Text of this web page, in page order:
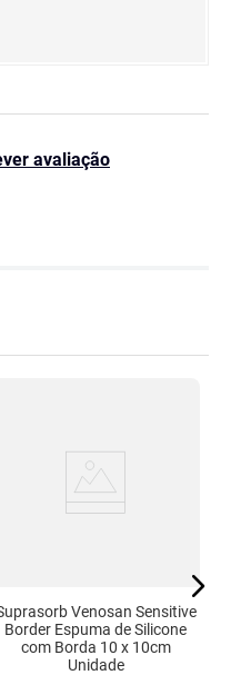
avaliação
Venosan Sensitive
Border Espuma de Silicone
com Borda 10 x 10cm
Unidade